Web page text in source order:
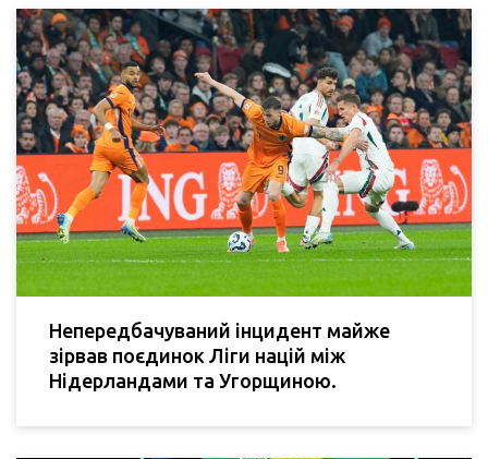
Непередбачуваний інцидент майже
зірвав поєдинок Ліги націй між
Нідерландами та Угорщиною.